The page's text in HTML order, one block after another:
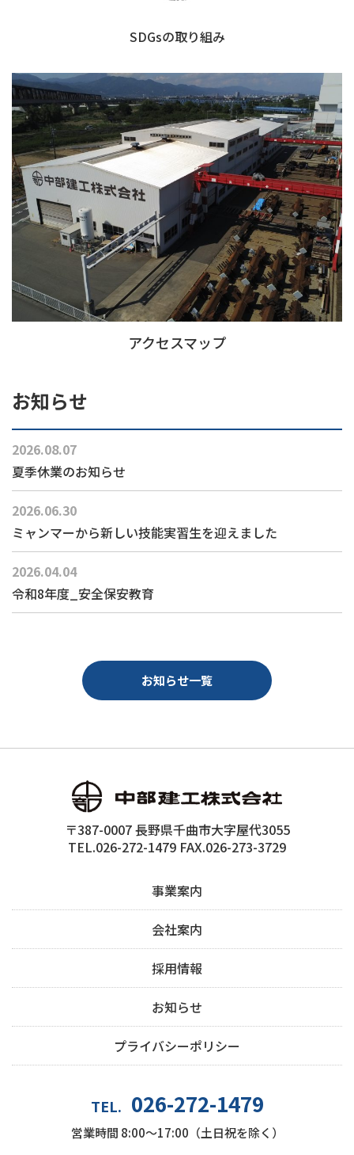
SDGsの取り組み
アクセスマップ
お知らせ
夏季休業のお知らせ
2026.08.07
ミャンマーから新しい技能実習生を迎えました
2026.06.30
令和8年度_安全保安教育
2026.04.04
お知らせ一覧
〒387-0007 長野県千曲市大字屋代3055
TEL.026-272-1479 FAX.026-273-3729
事業案内
会社案内
採用情報
お知らせ
プライバシーポリシー
TEL. 026-272-1479
営業時間 8:00～17:00（土日祝を除く）